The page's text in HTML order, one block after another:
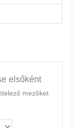
elsőként
mezőket